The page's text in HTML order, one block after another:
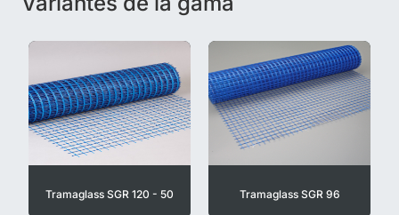
Tramaglass SGR 120 - 50 Tramaglass SGR 96